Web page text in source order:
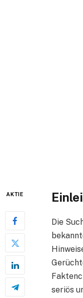
AKTIE
Die
seriös